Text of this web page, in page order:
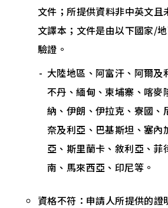
文件；所提供資料非中英文且
文譯本；文件是由以下國家/
驗證。
大陸地區、阿富汗、阿爾及
不丹、緬甸、柬埔寨、喀麥
納、伊朗、伊拉克、寮國、
奈及利亞、巴基斯坦、塞內
亞、斯里蘭卡、敘利亞、菲
南、馬來西亞、印尼等。
資格不符：申請人所提供的證